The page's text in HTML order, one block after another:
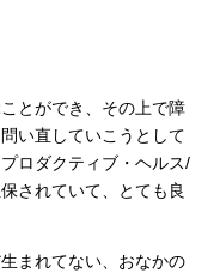
とができ、その上で障
い直していこうとして
ロダクティブ・ヘルス/
されていて、とても良
まれてない、おなかの